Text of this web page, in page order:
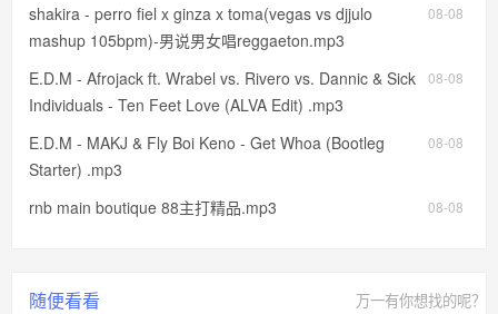
08-08
shakira - perro fiel x ginza x toma(vegas vs djjulo
mashup 105bpm)-男说男女唱reggaeton.mp3
08-08
E.D.M - Afrojack ft. Wrabel vs. Rivero vs. Dannic & Sick
Individuals - Ten Feet Love (ALVA Edit) .mp3
08-08
E.D.M - MAKJ & Fly Boi Keno - Get Whoa (Bootleg
Starter) .mp3
08-08
rnb main boutique 88主打精品.mp3
随便看看 万一有你想找的呢？